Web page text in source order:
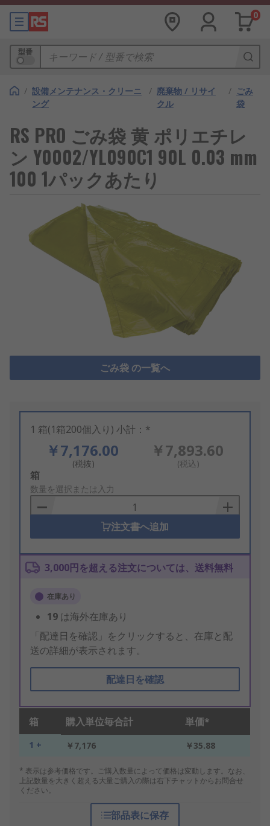
0
型番
/ 設備メンテナンス・クリーニ
ング
/ 廃棄物 / リサイ
クル
/ ごみ
袋
RS PRO ごみ袋 黄 ポリエチレ
ン Y0002/YL090C1 90L 0.03 mm
100 1パックあたり
ごみ袋 の一覧へ
1 箱(1箱200個入り) 小計：*
￥7,176.00
(税抜)
￥7,893.60
(税込)
Add
to
Basket
箱
数量を選択または入力
注文書へ追加
3,000円を超える注文については、送料無料
在庫あり
19 は海外在庫あり
「配達日を確認」をクリックすると、在庫と配
送の詳細が表示されます。
配達日を確認
箱 購入単位毎合計 単価*
1 + ￥7,176 ￥35.88
* 表示は参考価格です。ご購入数量によって価格は変動します。なお、
上記数量を大きく超える大量ご購入の際は右下チャットからお問合せ
ください。
部品表に保存